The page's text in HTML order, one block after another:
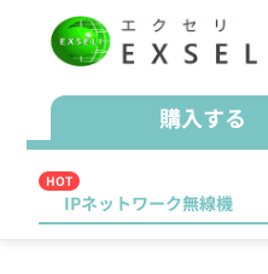
購入する
HOT
IPネットワーク無線機